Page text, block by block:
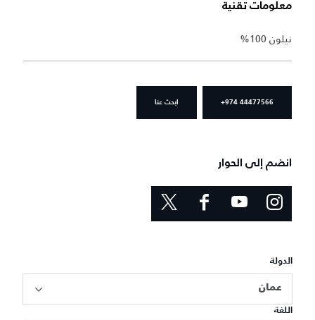
معلومات تقنية
نيلون 100%
+974 44477566 ابحث عنا
انضم إلى الحوار
الدولة
عمان
اللغة